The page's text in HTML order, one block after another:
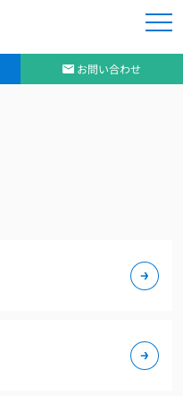
お問い合わせ